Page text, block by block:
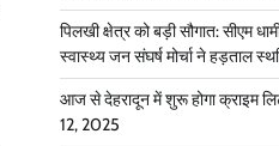
पिलखी क्षेत्र को बड़ी सौगात: सीएम
स्वास्थ्य जन संघर्ष मोर्चा ने हड़ताल
आज से देहरादून में शुरू होगा क्राइम
12, 2025